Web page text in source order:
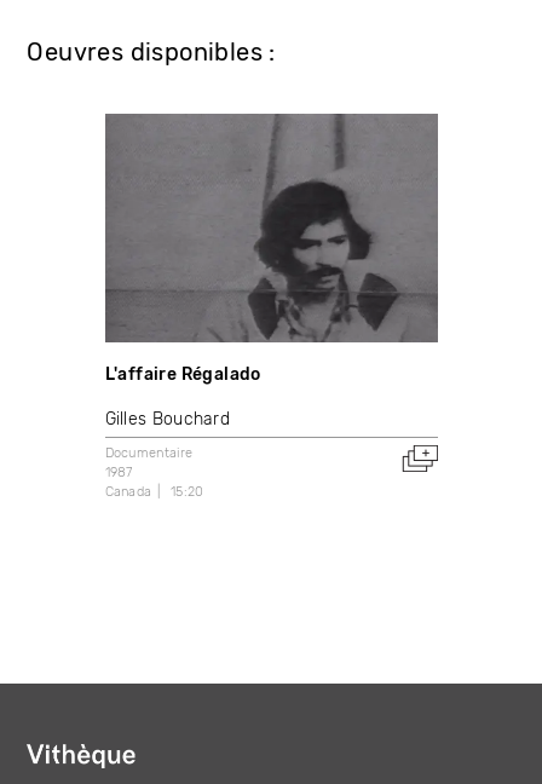
Oeuvres disponibles :
L'affaire Régalado
Gilles Bouchard
Documentaire
1987
Canada
15:20